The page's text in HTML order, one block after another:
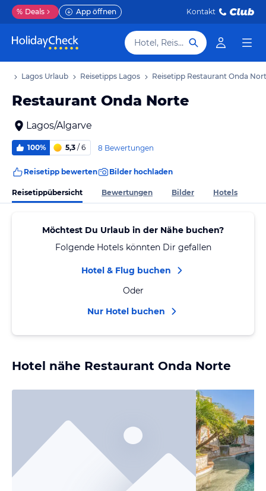
% Deals App öffnen Kontakt
Hotel, Reiseziel
Lagos Urlaub Reisetipps Lagos Reisetipp Restaurant Onda
Restaurant Onda Norte
Lagos/Algarve
100% 5,3 / 6 8 Bewertungen
Reisetipp bewerten Bilder hochladen
Reisetippübersicht Bewertungen Bilder Hotels
Möchtest Du Urlaub in der Nähe buchen?
Folgende Hotels könnten Dir gefallen
Hotel & Flug buchen
Oder
Nur Hotel buchen
Hotel nähe Restaurant Onda Norte